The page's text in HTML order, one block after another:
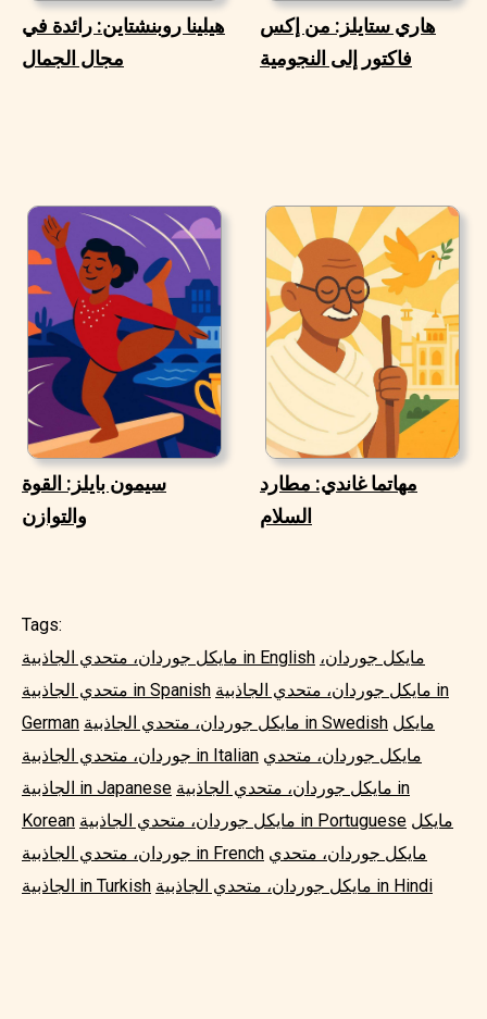
هيلينا روبنشتاين: رائدة في
مجال الجمال
هاري ستايلز: من إكس
فاكتور إلى النجومية
سيمون بايلز: القوة
والتوازن
مهاتما غاندي: مطارد
السلام
Tags:
مايكل جوردان، متحدي الجاذبية in English مايكل جوردان،
متحدي الجاذبية in Spanish مايكل جوردان، متحدي الجاذبية in
German
مايكل جوردان، متحدي الجاذبية in Swedish مايكل
جوردان، متحدي الجاذبية in Italian مايكل جوردان، متحدي
الجاذبية in Japanese مايكل جوردان، متحدي الجاذبية in
Korean
مايكل جوردان، متحدي الجاذبية in Portuguese مايكل
جوردان، متحدي الجاذبية in French مايكل جوردان، متحدي
الجاذبية in Turkish
مايكل جوردان، متحدي الجاذبية in Hindi